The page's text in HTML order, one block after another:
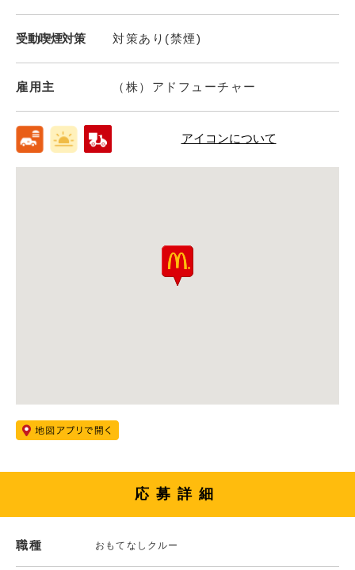
受動喫煙対策 対策あり(禁煙)
雇用主 （株）アドフューチャー
アイコンについて
応募詳細
職種 おもてなしクルー